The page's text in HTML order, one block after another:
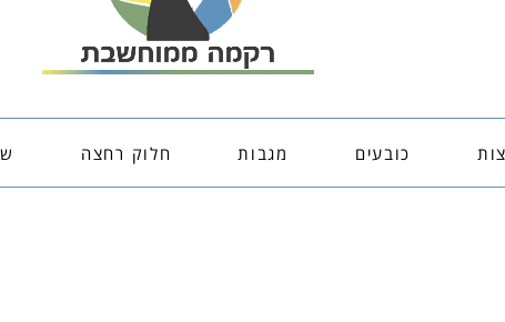
כובעים מגבות חלוק רחצה